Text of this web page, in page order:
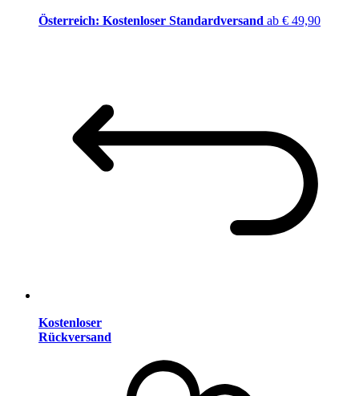
Österreich: Kostenloser Standardversand ab € 49,90
Kostenloser
Rückversand